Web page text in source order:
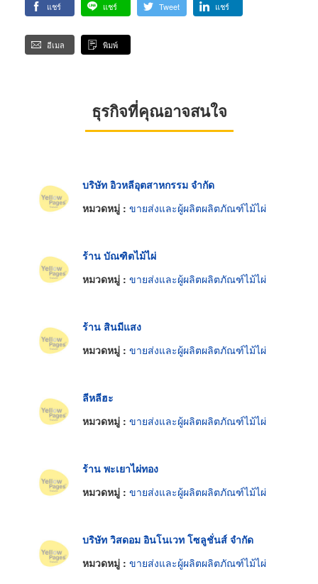
แชร์ แชร์ Tweet แชร์
อีเมล พิมพ์
ธุรกิจที่คุณอาจสนใจ
บริษัท อิวหลีอุตสาหกรรม จำกัด
หมวดหมู่ : ขายส่งและผู้ผลิตผลิตภัณฑ์ไม้ไผ่
ร้าน บัณฑิตไม้ไผ่
หมวดหมู่ : ขายส่งและผู้ผลิตผลิตภัณฑ์ไม้ไผ่
ร้าน สินมีแสง
หมวดหมู่ : ขายส่งและผู้ผลิตผลิตภัณฑ์ไม้ไผ่
ลีหลีฮะ
หมวดหมู่ : ขายส่งและผู้ผลิตผลิตภัณฑ์ไม้ไผ่
ร้าน พะเยาไผ่ทอง
หมวดหมู่ : ขายส่งและผู้ผลิตผลิตภัณฑ์ไม้ไผ่
บริษัท วิสดอม อินโนเวท โซลูชั่นส์ จำกัด
หมวดหมู่ : ขายส่งและผู้ผลิตผลิตภัณฑ์ไม้ไผ่